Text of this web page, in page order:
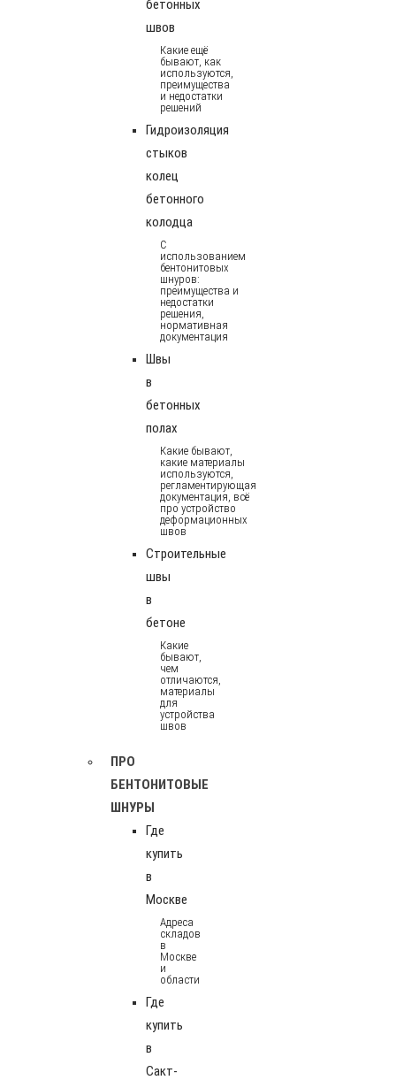
бетонных
швов
Какие ещё
бывают, как
используются,
преимущества
и недостатки
решений
Гидроизоляция
стыков
колец
бетонного
колодца
С
использованием
бентонитовых
шнуров:
преимущества и
недостатки
решения,
нормативная
документация
Швы
в
бетонных
полах
Какие бывают,
какие материалы
используются,
регламентирующая
документация, всё
про устройство
деформационных
швов
Строительные
швы
в
бетоне
Какие
бывают,
чем
отличаются,
материалы
для
устройства
швов
ПРО
БЕНТОНИТОВЫЕ
ШНУРЫ
Где
купить
в
Москве
Адреса
складов
в
Москве
и
области
Где
купить
в
Сакт-